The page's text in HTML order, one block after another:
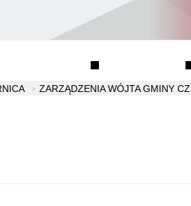
ZARZĄDZENIA WÓJTA GMINY